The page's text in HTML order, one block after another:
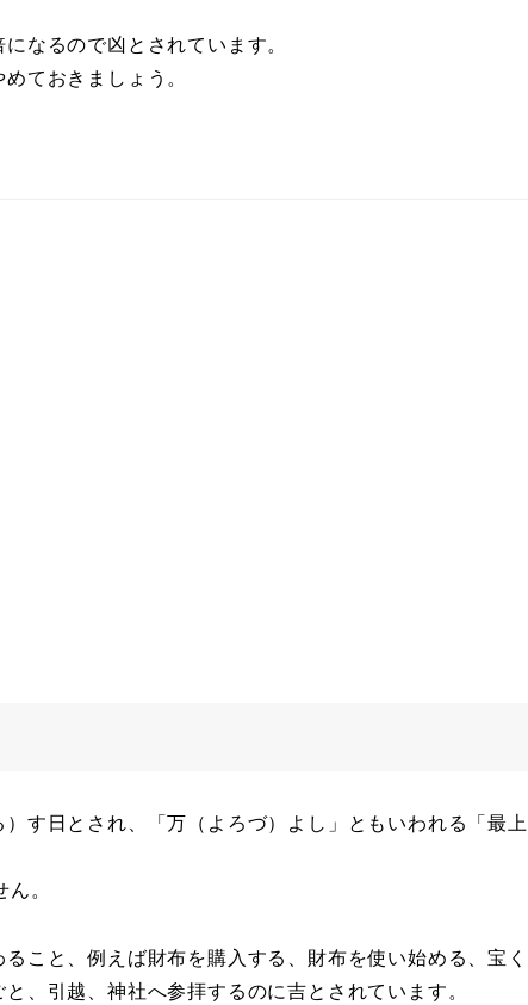
なるので凶とされています。
ておきましょう。
す日とされ、「万（よろづ）よし」ともいわれる「最上
。
こと、例えば財布を購入する、財布を使い始める、宝く
、引越、神社へ参拝するのに吉とされています。